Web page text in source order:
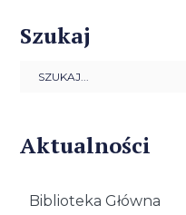
Szukaj
Aktualności
Biblioteka Główna